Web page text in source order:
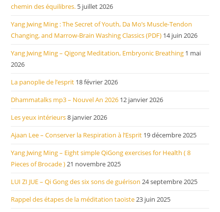
chemin des équilibres. 5 juillet 2026
Yang Jwing Ming : The Secret of Youth, Da Mo’s Muscle-Tendon
Changing, and Marrow-Brain Washing Classics (PDF) 14 juin 2026
Yang Jwing Ming – Qigong Meditation, Embryonic Breathing 1 mai
2026
La panoplie de l’esprit 18 février 2026
Dhammatalks mp3 – Nouvel An 2026 12 janvier 2026
Les yeux intérieurs8 janvier 2026
Ajaan Lee – Conserver la Respiration à l’Esprit 19 décembre 2025
Yang Jwing Ming – Eight simple QiGong exercises for Health ( 8
Pieces of Brocade )21 novembre 2025
LUI ZI JUE – Qi Gong des six sons de guérison 24 septembre 2025
Rappel des étapes de la méditation taoïste23 juin 2025